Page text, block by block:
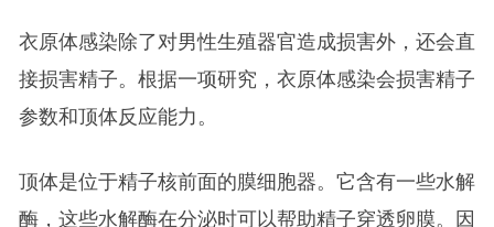
衣原体感染除了对男性生殖器官造成损害外，还会直
接损害精子。根据一项研究，衣原体感染会损害精子
参数和顶体反应能力。
顶体是位于精子核前面的膜细胞器。它含有一些水解
酶，这些水解酶在分泌时可以帮助精子穿透卵膜。因